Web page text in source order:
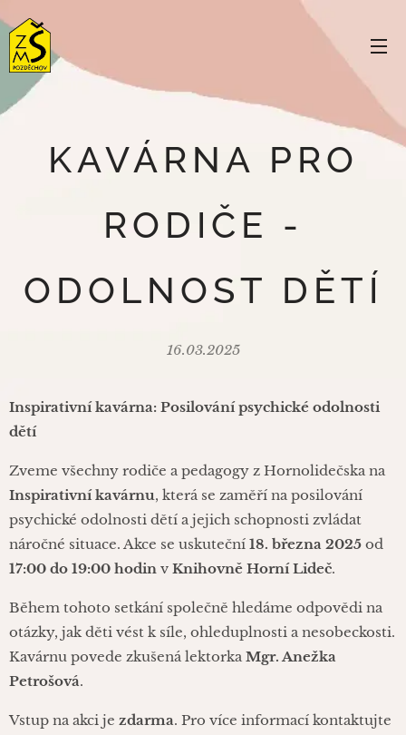
KAVÁRNA PRO
RODIČE -
ODOLNOST DĚTÍ
16.03.2025
Inspirativní kavárna: Posilování psychické odolnosti
dětí
Zveme všechny rodiče a pedagogy z Hornolidečska na
Inspirativní kavárnu, která se zaměří na posilování
psychické odolnosti dětí a jejich schopnosti zvládat
náročné situace. Akce se uskuteční 18. března 2025 od
17:00 do 19:00 hodin v Knihovně Horní Lideč.​
Během tohoto setkání společně hledáme odpovědi na
otázky, jak děti vést k síle, ohleduplnosti a nesobeckosti.
Kavárnu povede zkušená lektorka Mgr. Anežka
Petrošová.​
Vstup na akci je zdarma. Pro více informací kontaktujte